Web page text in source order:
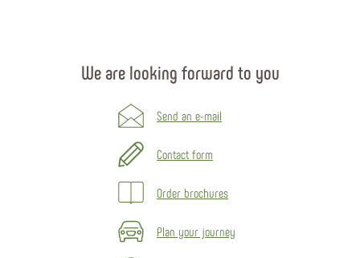
We are looking forward to you
Send an e-mail
Contact form
Order brochures
Plan your journey